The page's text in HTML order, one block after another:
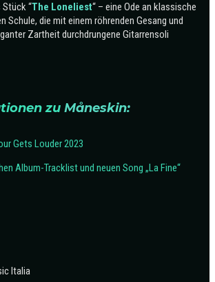
“The Loneliest“ – eine Ode an klassische
Schule, die mit einem röhrenden Gesang und
Zartheit durchdrungene Gitarrensoli
zu Måneskin:
Gets Louder 2023
Album-Tracklist und neuen Song „La Fine“
Italia